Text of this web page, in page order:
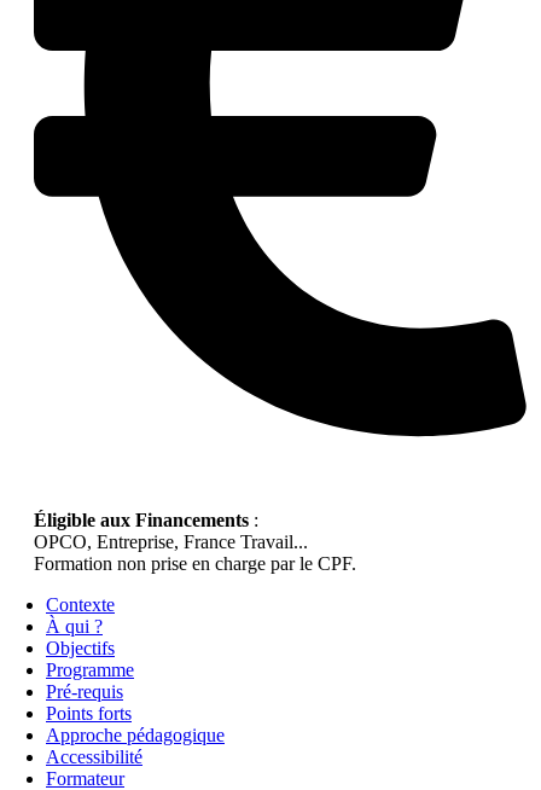
Éligible aux Financements :
OPCO, Entreprise, France Travail...
Formation non prise en charge par le CPF.
Contexte
À qui ?
Objectifs
Programme
Pré-requis
Points forts
Approche pédagogique
Accessibilité
Formateur